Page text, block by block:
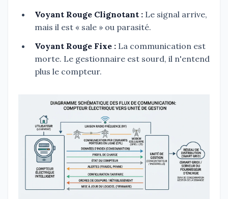
Voyant Rouge Clignotant : Le signal arrive,
mais il est « sale » ou parasité.
Voyant Rouge Fixe : La communication est
morte. Le gestionnaire est sourd, il n'entend
plus le compteur.